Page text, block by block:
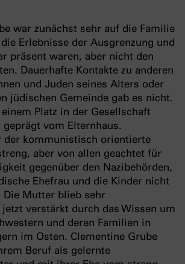
war zunächst sehr auf die Familie
Erlebnisse der Ausgrenzung und
präsent waren, aber nicht den
Dauerhafte Kontakte zu anderen
und Juden seines Alters oder
jüdischen Gemeinde gab es nicht.
Platz in der Gesellschaft
vom Elternhaus.
der kommunistisch orientierte
aber von allen geachtet für
gegenüber den Nazibehörden,
Ehefrau und die Kinder nicht
Die Mutter blieb sehr
jetzt verstärkt durch das Wissen um
und deren Familien in
im Osten. Clementine Grube
Beruf als gelernte